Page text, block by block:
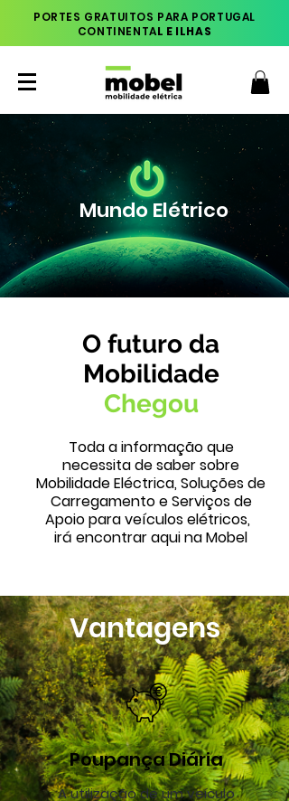
PORTES GRATUITOS PARA PORTUGAL
CONTINENTAL E ILHAS
Mundo Elétrico
O futuro da
Mobilidade
Chegou
Toda a informação que
necessita de saber sobre
Mobilidade Eléctrica,Soluçõesde
Carregamento e Serviços de
Apoio para veículos elétricos,
irá encontrar aqui na Mobel
Vantagens
Poupança Diária
A utilização de um veículo